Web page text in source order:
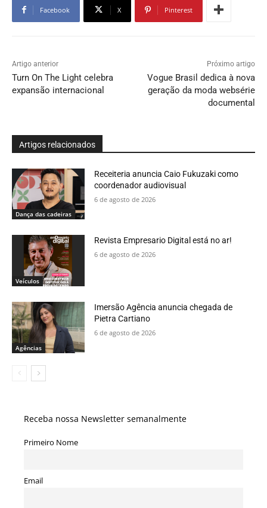
Facebook X Pinterest
Artigo anterior
Turn On The Light celebra
expansão internacional
Próximo artigo
Vogue Brasil dedica à nova
geração da moda websérie
documental
Artigos relacionados
Dança das cadeiras
Receiteria anuncia Caio Fukuzaki como
coordenador audiovisual
6 de agosto de 2026
Veículos
Revista Empresario Digital está no ar!
6 de agosto de 2026
Agências
Imersão Agência anuncia chegada de
Pietra Cartiano
6 de agosto de 2026
Receba nossa Newsletter semanalmente
Primeiro Nome
Email